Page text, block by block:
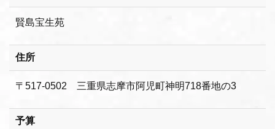
賢島宝生苑
住所
〒517-0502 三重県志摩市阿児町神明718番地の3
予算